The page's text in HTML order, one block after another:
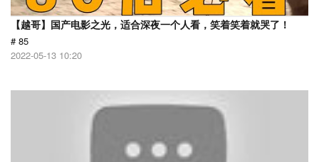
【越哥】国产电影之光，适合深夜一个人看，笑着笑着就哭了！
# 85
2022-05-13 10:20